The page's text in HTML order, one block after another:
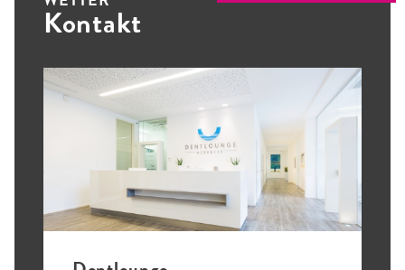
Kontakt